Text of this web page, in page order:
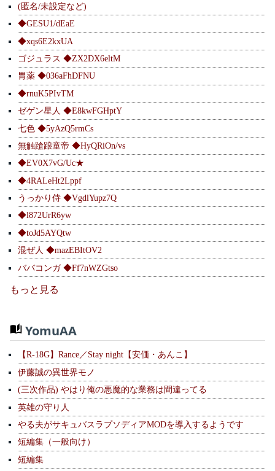
(匿名/未設定など)
◆GESU1/dEaE
◆xqs6E2kxUA
ゴジュラス ◆ZX2DX6eltM
胃薬 ◆036aFhDFNU
◆rnuK5PIvTM
ゼゲン星人 ◆E8kwFGHptY
七色 ◆5yAzQ5rmCs
無触蹌踉童帝 ◆HyQRiOn/vs
◆EV0X7vG/Uc★
◆4RALeHt2Lppf
うっかり侍 ◆VgdlYupz7Q
◆l872UrR6yw
◆toJd5AYQtw
混ぜ人 ◆mazEBItOV2
ババコンガ ◆Ff7nWZGtso
もっと見る
YomuAA
【R-18G】Rance／Stay night【安価・あんこ】
伊藤誠の異世界モノ
(三次作品) やはり俺の悪魔的な業務は間違ってる
英雄の守り人
やる夫がサキュバスラプソディアMODを導入するようです
短編集（一般向け）
短編集